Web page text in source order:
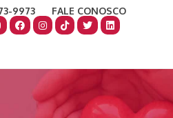
9973
FALE CONOSCO